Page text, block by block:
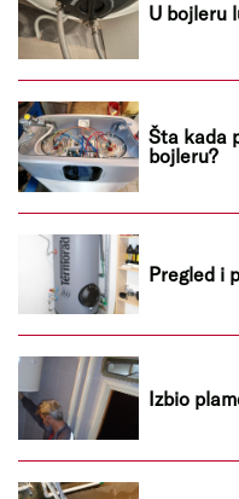
U bojleru
Šta kada
bojleru?
Pregled i
Izbio